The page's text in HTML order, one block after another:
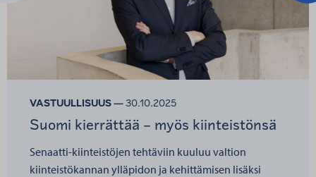
VASTUULLISUUS —30.10.2025
Suomi kierrättää – myös kiinteistönsä
Senaatti-kiinteistöjen tehtäviin kuuluu valtion
kiinteistökannan ylläpidon ja kehittämisen lisäksi